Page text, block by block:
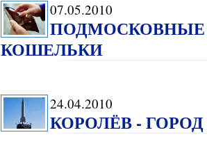
07.05.2010
КОШЕЛЬКИ
24.04.2010
КОРОЛЁВ -